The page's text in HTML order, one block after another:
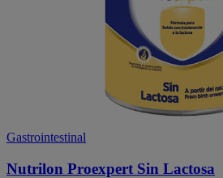
Gastrointestinal
Nutrilon Proexpert Sin Lactosa